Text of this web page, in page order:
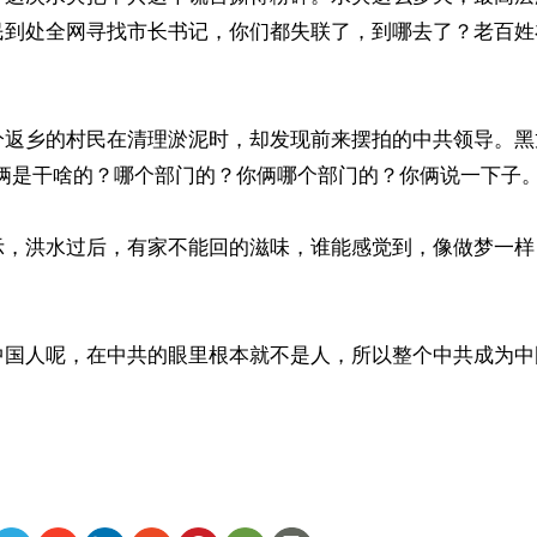
处全网寻找市长书记，你们都失联了，到哪去了？老百
乡的村民在清理淤泥时，却发现前来摆拍的中共领导。
是干啥的？哪个部门的？你俩哪个部门的？你俩说一下子
洪水过后，有家不能回的滋味，谁能感觉到，像做梦一
人呢，在中共的眼里根本就不是人，所以整个中共成为